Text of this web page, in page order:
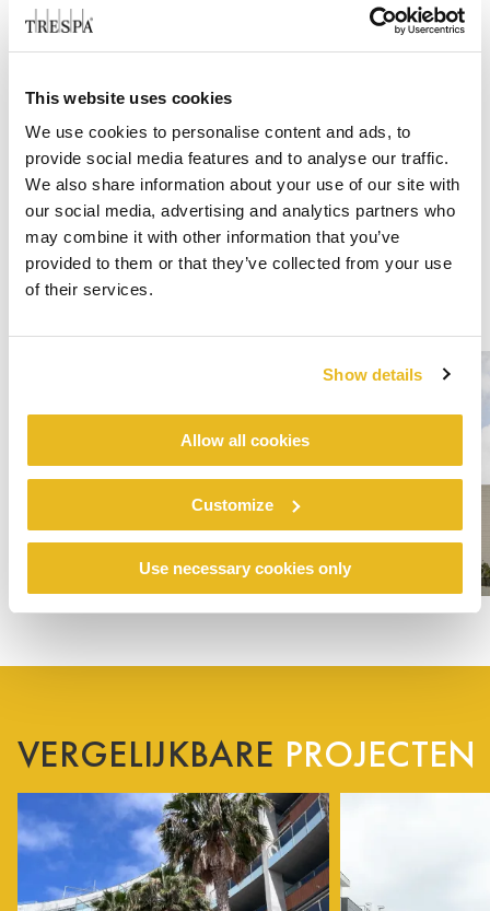
This website uses cookies
We use cookies to personalise content and ads, to
provide social media features and to analyse our traffic.
We also share information about your use of our site with
our social media, advertising and analytics partners who
may combine it with other information that you’ve
provided to them or that they’ve collected from your use
of their services.
Show details
Allow all cookies
Customize
Use necessary cookies only
VERGELIJKBARE PROJECTEN